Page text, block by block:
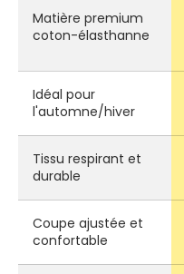
Matière premium
coton-élasthanne
Idéal pour
l'automne/hiver
Tissu respirant et
durable
Coupe ajustée et
confortable